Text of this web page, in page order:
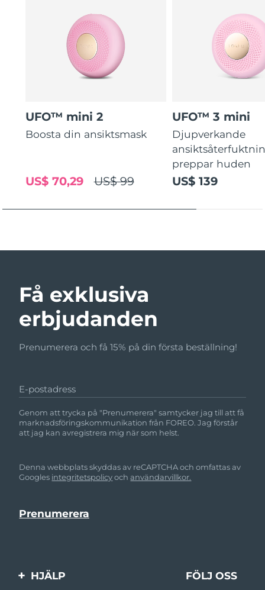
UFO™ mini 2
Boosta din ansiktsmask
US$ 99
US$ 70,29
UFO™ 3 mini
Djupverkande
preppar huden
US$ 139
Få exklusiva
erbjudanden
Prenumerera och få 15% på din första beställning!
E-postadress
Genom att trycka på "Prenumerera" samtycker jag till att få
marknadsföringskommunikation från FOREO. Jag förstår
att jag kan avregistrera mig när som helst.
Denna webbplats skyddas av reCAPTCHA och omfattas av
Googles integritetspolicyochanvändarvillkor.
HJÄLP FÖLJ OSS